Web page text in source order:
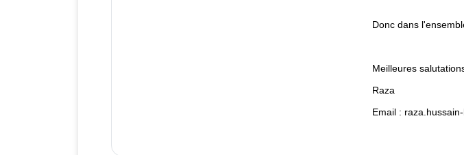
Donc dans
Meilleures
Raza
Email :